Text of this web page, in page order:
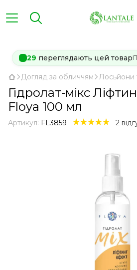
29 переглядають цей товар
Догляд за обличчям Лосьйони
Гідролат-мікс
Floya 100 мл
Артикул: FL3859 2